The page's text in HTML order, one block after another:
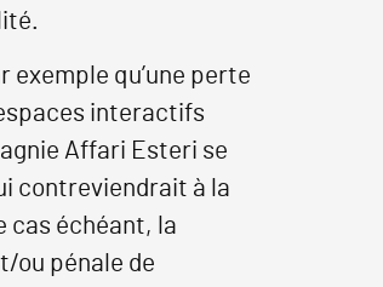
qu’une perte
interactifs
Affari Esteri se
contreviendrait à la
cas échéant, la
ou pénale de